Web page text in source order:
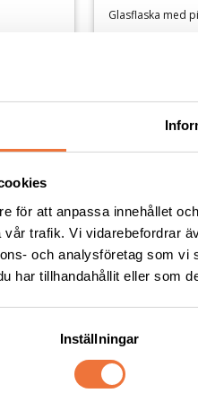
för att anpassa innehållet
trafik. Vi vidarebefordrar
och analysföretag som
har tillhandahållit eller som
Inställningar
doft som alltid är med i
och fokus ligger på att lära sig
att börja tävla för er som är
ökar med fler
vid starka störningsdofter i
arbetar hunden med tre olika
Det är den
Lägg till i favoriter
Glasflaska med
-
Nose Work